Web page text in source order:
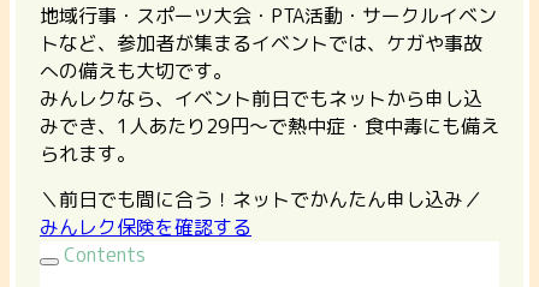
地域行事・スポーツ大会・PTA活動・サークルイベン
トなど、参加者が集まるイベントでは、ケガや事故
への備えも大切です。
みんレクなら、イベント前日でもネットから申し込
みでき、1人あたり29円〜で熱中症・食中毒にも備え
られます。
＼前日でも間に合う！ネットでかんたん申し込み／
みんレク保険を確認する
Contents